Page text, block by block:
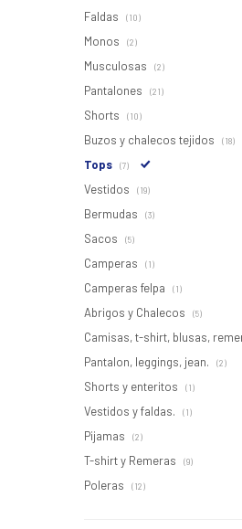
Faldas (10)
Monos (2)
Musculosas (2)
Pantalones (21)
Shorts (10)
Buzos y chalecos tejidos (18)
Tops (7)
Vestidos (19)
Bermudas (3)
Sacos (5)
Camperas (1)
Camperas felpa (1)
Abrigos y Chalecos (5)
Camisas, t-shirt, blusas,
Pantalon, leggings, jean. (2)
Shorts y enteritos (1)
Vestidos y faldas. (1)
Pijamas (2)
T-shirt y Remeras (9)
Poleras (12)